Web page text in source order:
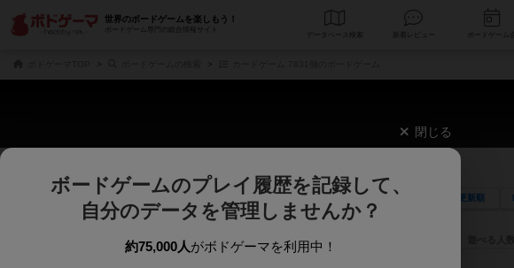
世界のボードゲームを楽しもう！
ボードゲーム専門の総合情報サイト
データベース
じっくり表示 更新順
商品名、商品説明文、デザイナー名、テーマ名、メカニクス名を対象にフリーワード検索ができます。
ゲームデザイナー名を指定して検索できます。
ゲームデザイナー
閉じる
ボードゲームのプレイ履歴を記録して、
自分のデータを管理しませんか？
約75,000人がボドゲーマを利用中！